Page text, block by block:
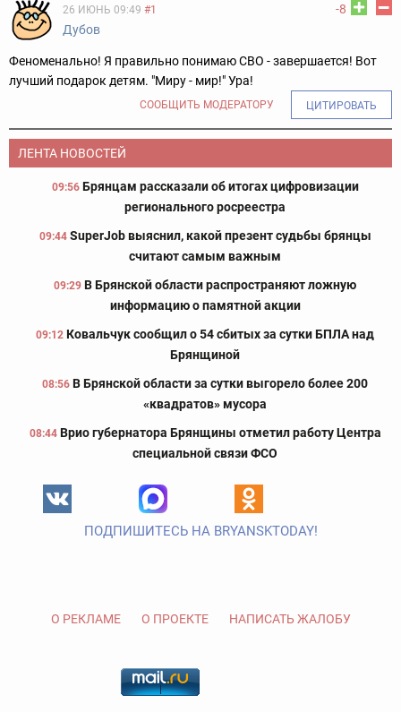
-8
26 ИЮНЬ 09:49 #1
Дубов
Феноменально! Я правильно понимаю СВО - завершается! Вот
лучший подарок детям. "Миру - мир!" Ура!
СООБЩИТЬ МОДЕРАТОРУ ЦИТИРОВАТЬ
ЛЕНТА НОВОСТЕЙ
09:56 Брянцам рассказали об итогах цифровизации
регионального росреестра
09:44 SuperJob выяснил, какой презент судьбы брянцы
считают самым важным
09:29 В Брянской области распространяют ложную
информацию о памятной акции
09:12 Ковальчук сообщил о 54 сбитых за сутки БПЛА над
Брянщиной
08:56 В Брянской области за сутки выгорело более 200
«квадратов» мусора
08:44 Врио губернатора Брянщины отметил работу Центра
специальной связи ФСО
ПОДПИШИТЕСЬ НА BRYANSKTODAY!
О РЕКЛАМЕ О ПРОЕКТЕ НАПИСАТЬ ЖАЛОБУ